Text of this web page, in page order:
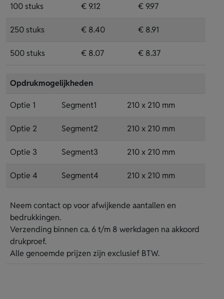
100 stuks € 9.12 € 9.97
250 stuks € 8.40 € 8.91
500 stuks € 8.07 € 8.37
Opdrukmogelijkheden
Optie 1 Segment1 210 x 210 mm
Optie 2 Segment2 210 x 210 mm
Optie 3 Segment3 210 x 210 mm
Optie 4 Segment4 210 x 210 mm
Neem contact op voor afwijkende aantallen en
bedrukkingen.
Verzending binnen ca. 6 t/m 8 werkdagen na akkoord
drukproef.
Alle genoemde prijzen zijn exclusief BTW.